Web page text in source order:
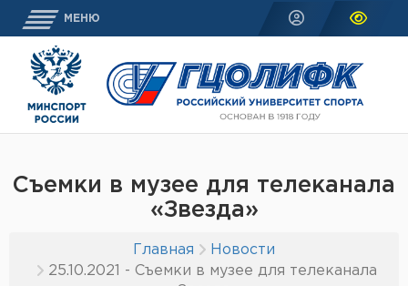
МЕНЮ
Съемки в музее для телеканала
«Звезда»
Главная
Новости
25.10.2021 - Съемки в музее для телеканала